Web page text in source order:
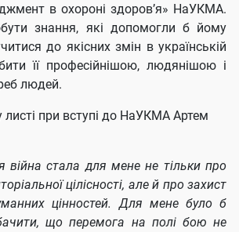
в охороні здоров’я» НаУКМА.
знання, які допомогли б йому
до якісних змін в українській
її професійнішою, людянішою і
людей.
при вступі до НаУКМА Артем
війна стала для мене не тільки про
цілісності, але й про захист
цінностей. Для мене було б
що перемога на полі бою не